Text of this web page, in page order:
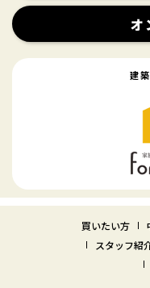
オ
建
買いたい方
スタッフ紹